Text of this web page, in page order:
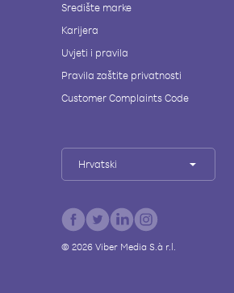
Središte marke
Karijera
Uvjeti i pravila
Pravila zaštite privatnosti
Customer Complaints Code
Hrvatski
© 2026Viber Media S.à r.l.